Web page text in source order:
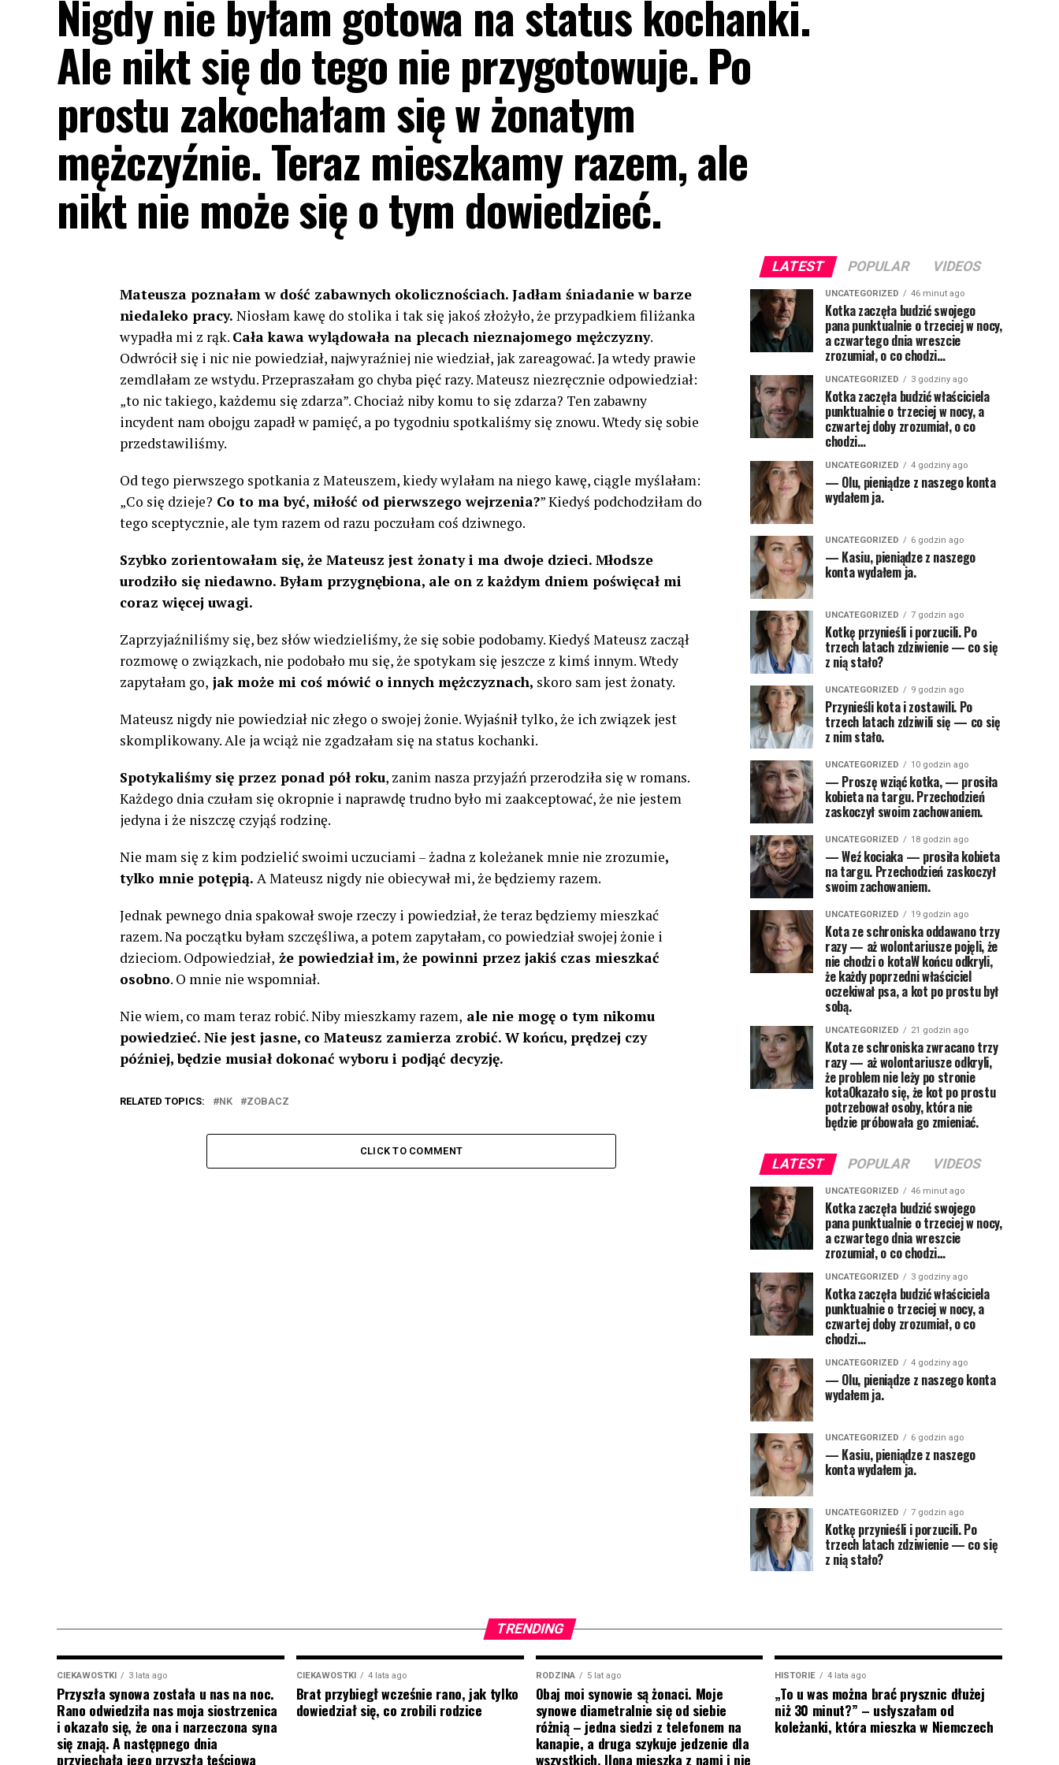
Nigdy nie byłam gotowa na status kochanki.
Ale nikt się do tego nie przygotowuje. Po
prostu zakochałam się w żonatym
mężczyźnie. Teraz mieszkamy razem, ale
nikt nie może się o tym dowiedzieć.
Mateusza poznałam w dość zabawnych okolicznościach. Jadłam śniadanie w barze
niedaleko pracy. Niosłam kawę do stolika i tak się jakoś złożyło, że przypadkiem filiżanka
wypadła mi z rąk. Cała kawa wylądowała na plecach nieznajomego mężczyzny.
Odwrócił się i nic nie powiedział, najwyraźniej nie wiedział, jak zareagować. Ja wtedy prawie
zemdlałam ze wstydu. Przepraszałam go chyba pięć razy. Mateusz niezręcznie odpowiedział:
„to nic takiego, każdemu się zdarza”. Chociaż niby komu to się zdarza? Ten zabawny
incydent nam obojgu zapadł w pamięć, a po tygodniu spotkaliśmy się znowu. Wtedy się sobie
przedstawiliśmy.
Od tego pierwszego spotkania z Mateuszem, kiedy wylałam na niego kawę, ciągle myślałam:
„Co się dzieje? Co to ma być, miłość od pierwszego wejrzenia?” Kiedyś podchodziłam do
tego sceptycznie, ale tym razem od razu poczułam coś dziwnego.
Szybko zorientowałam się, że Mateusz jest żonaty i ma dwoje dzieci. Młodsze
urodziło się niedawno. Byłam przygnębiona, ale on z każdym dniem poświęcał mi
coraz więcej uwagi.
Zaprzyjaźniliśmy się, bez słów wiedzieliśmy, że się sobie podobamy. Kiedyś Mateusz zaczął
rozmowę o związkach, nie podobało mu się, że spotykam się jeszcze z kimś innym. Wtedy
zapytałam go, jak może mi coś mówić o innych mężczyznach, skoro sam jest żonaty.
Mateusz nigdy nie powiedział nic złego o swojej żonie. Wyjaśnił tylko, że ich związek jest
skomplikowany. Ale ja wciąż nie zgadzałam się na status kochanki.
Spotykaliśmy się przez ponad pół roku, zanim nasza przyjaźń przerodziła się w romans.
Każdego dnia czułam się okropnie i naprawdę trudno było mi zaakceptować, że nie jestem
jedyna i że niszczę czyjąś rodzinę.
Nie mam się z kim podzielić swoimi uczuciami – żadna z koleżanek mnie nie zrozumie,
tylko mnie potępią. A Mateusz nigdy nie obiecywał mi, że będziemy razem.
Jednak pewnego dnia spakował swoje rzeczy i powiedział, że teraz będziemy mieszkać
razem. Na początku byłam szczęśliwa, a potem zapytałam, co powiedział swojej żonie i
dzieciom. Odpowiedział, że powiedział im, że powinni przez jakiś czas mieszkać
osobno. O mnie nie wspomniał.
Nie wiem, co mam teraz robić. Niby mieszkamy razem, ale nie mogę o tym nikomu
powiedzieć. Nie jest jasne, co Mateusz zamierza zrobić. W końcu, prędzej czy
później, będzie musiał dokonać wyboru i podjąć decyzję.
RELATED TOPICS: NK ZOBACZ
CLICK TO COMMENT
LATEST POPULAR VIDEOS
UNCATEGORIZED 46 minut ago
Kotka zaczęła budzić swojego
pana punktualnie o trzeciej w nocy,
a czwartego dnia wreszcie
zrozumiał, o co chodzi…
UNCATEGORIZED 3 godziny ago
Kotka zaczęła budzić właściciela
punktualnie o trzeciej w nocy, a
czwartej doby zrozumiał, o co
chodzi…
UNCATEGORIZED 4 godziny ago
— Olu, pieniądze z naszego konta
wydałem ja.
UNCATEGORIZED 6 godzin ago
— Kasiu, pieniądze z naszego
konta wydałem ja.
UNCATEGORIZED 7 godzin ago
Kotkę przynieśli i porzucili. Po
trzech latach zdziwienie — co się
z nią stało?
UNCATEGORIZED 9 godzin ago
Przynieśli kota i zostawili. Po
trzech latach zdziwili się — co się
z nim stało.
UNCATEGORIZED 10 godzin ago
— Proszę wziąć kotka, — prosiła
kobieta na targu. Przechodzień
zaskoczył swoim zachowaniem.
UNCATEGORIZED 18 godzin ago
— Weź kociaka — prosiła kobieta
na targu. Przechodzień zaskoczył
swoim zachowaniem.
UNCATEGORIZED 19 godzin ago
Kota ze schroniska oddawano trzy
razy — aż wolontariusze pojęli, że
nie chodzi o kotaW końcu odkryli,
że każdy poprzedni właściciel
oczekiwał psa, a kot po prostu był
sobą.
UNCATEGORIZED 21 godzin ago
Kota ze schroniska zwracano trzy
razy — aż wolontariusze odkryli,
że problem nie leży po stronie
kotaOkazało się, że kot po prostu
potrzebował osoby, która nie
będzie próbowała go zmieniać.
LATEST POPULAR VIDEOS
UNCATEGORIZED 46 minut ago
Kotka zaczęła budzić swojego
pana punktualnie o trzeciej w nocy,
a czwartego dnia wreszcie
zrozumiał, o co chodzi…
UNCATEGORIZED 3 godziny ago
Kotka zaczęła budzić właściciela
punktualnie o trzeciej w nocy, a
czwartej doby zrozumiał, o co
chodzi…
UNCATEGORIZED 4 godziny ago
— Olu, pieniądze z naszego konta
wydałem ja.
UNCATEGORIZED 6 godzin ago
— Kasiu, pieniądze z naszego
konta wydałem ja.
UNCATEGORIZED 7 godzin ago
Kotkę przynieśli i porzucili. Po
trzech latach zdziwienie — co się
z nią stało?
TRENDING
CIEKAWOSTKI 3 lata ago
Przyszła synowa została u nas na noc.
Rano odwiedziła nas moja siostrzenica
i okazało się, że ona i narzeczona syna
się znają. A następnego dnia
przyjechała jego przyszła teściowa
CIEKAWOSTKI 4 lata ago
Brat przybiegł wcześnie rano, jak tylko
dowiedział się, co zrobili rodzice
RODZINA 5 lat ago
Obaj moi synowie są żonaci. Moje
synowe diametralnie się od siebie
różnią – jedna siedzi z telefonem na
kanapie, a druga szykuje jedzenie dla
wszystkich. Ilona mieszka z nami i nie
HISTORIE 4 lata ago
„To u was można brać prysznic dłużej
niż 30 minut?” – usłyszałam od
koleżanki, która mieszka w Niemczech